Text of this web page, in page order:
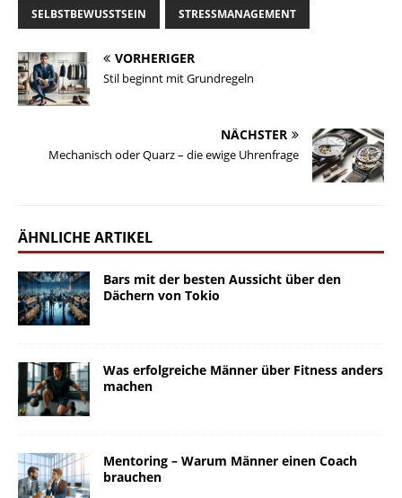
SELBSTBEWUSSTSEIN STRESSMANAGEMENT
VORHERIGER
Stil beginnt mit Grundregeln
NÄCHSTER
Mechanisch oder Quarz – die ewige Uhrenfrage
ÄHNLICHE ARTIKEL
Bars mit der besten Aussicht über den
Dächern von Tokio
Was erfolgreiche Männer über Fitness anders
machen
Mentoring – Warum Männer einen Coach
brauchen